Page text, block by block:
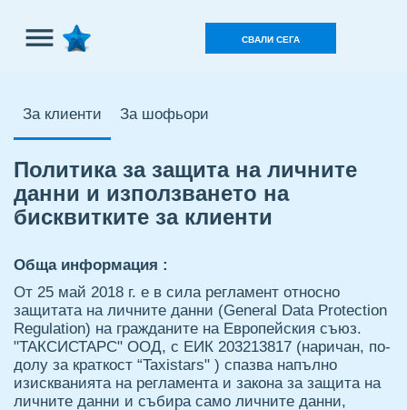
СВАЛИ СЕГА
Влез
За клиенти За шофьори
Политика за защита на личните
данни и използването на
бисквитките за клиенти
Обща информация :
От 25 май 2018 г. е в сила регламент относно
защитата на личните данни (General Data Protection
Regulation) на гражданите на Европейския съюз.
"ТАКСИСТАРС" ООД, с ЕИК 203213817 (наричан, по-
долу за краткост “Taxistars" ) спазва напълно
изискванията на регламента и закона за защита на
личните данни и събира само личните данни,